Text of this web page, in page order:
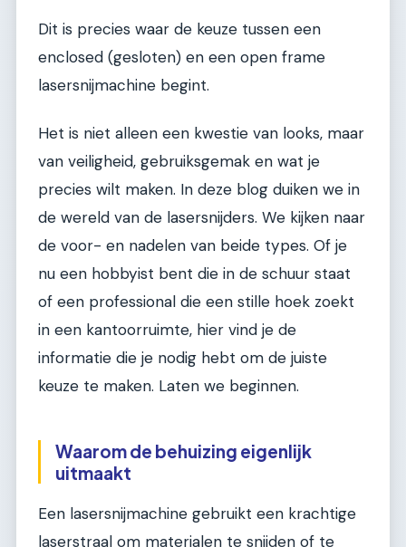
Dit is precies waar de keuze tussen een
enclosed (gesloten) en een open frame
lasersnijmachine begint.
Het is niet alleen een kwestie van looks, maar
van veiligheid, gebruiksgemak en wat je
precies wilt maken. In deze blog duiken we in
de wereld van de lasersnijders. We kijken naar
de voor- en nadelen van beide types. Of je
nu een hobbyist bent die in de schuur staat
of een professional die een stille hoek zoekt
in een kantoorruimte, hier vind je de
informatie die je nodig hebt om de juiste
keuze te maken. Laten we beginnen.
Waarom de behuizing eigenlijk
uitmaakt
Een lasersnijmachine gebruikt een krachtige
laserstraal om materialen te snijden of te